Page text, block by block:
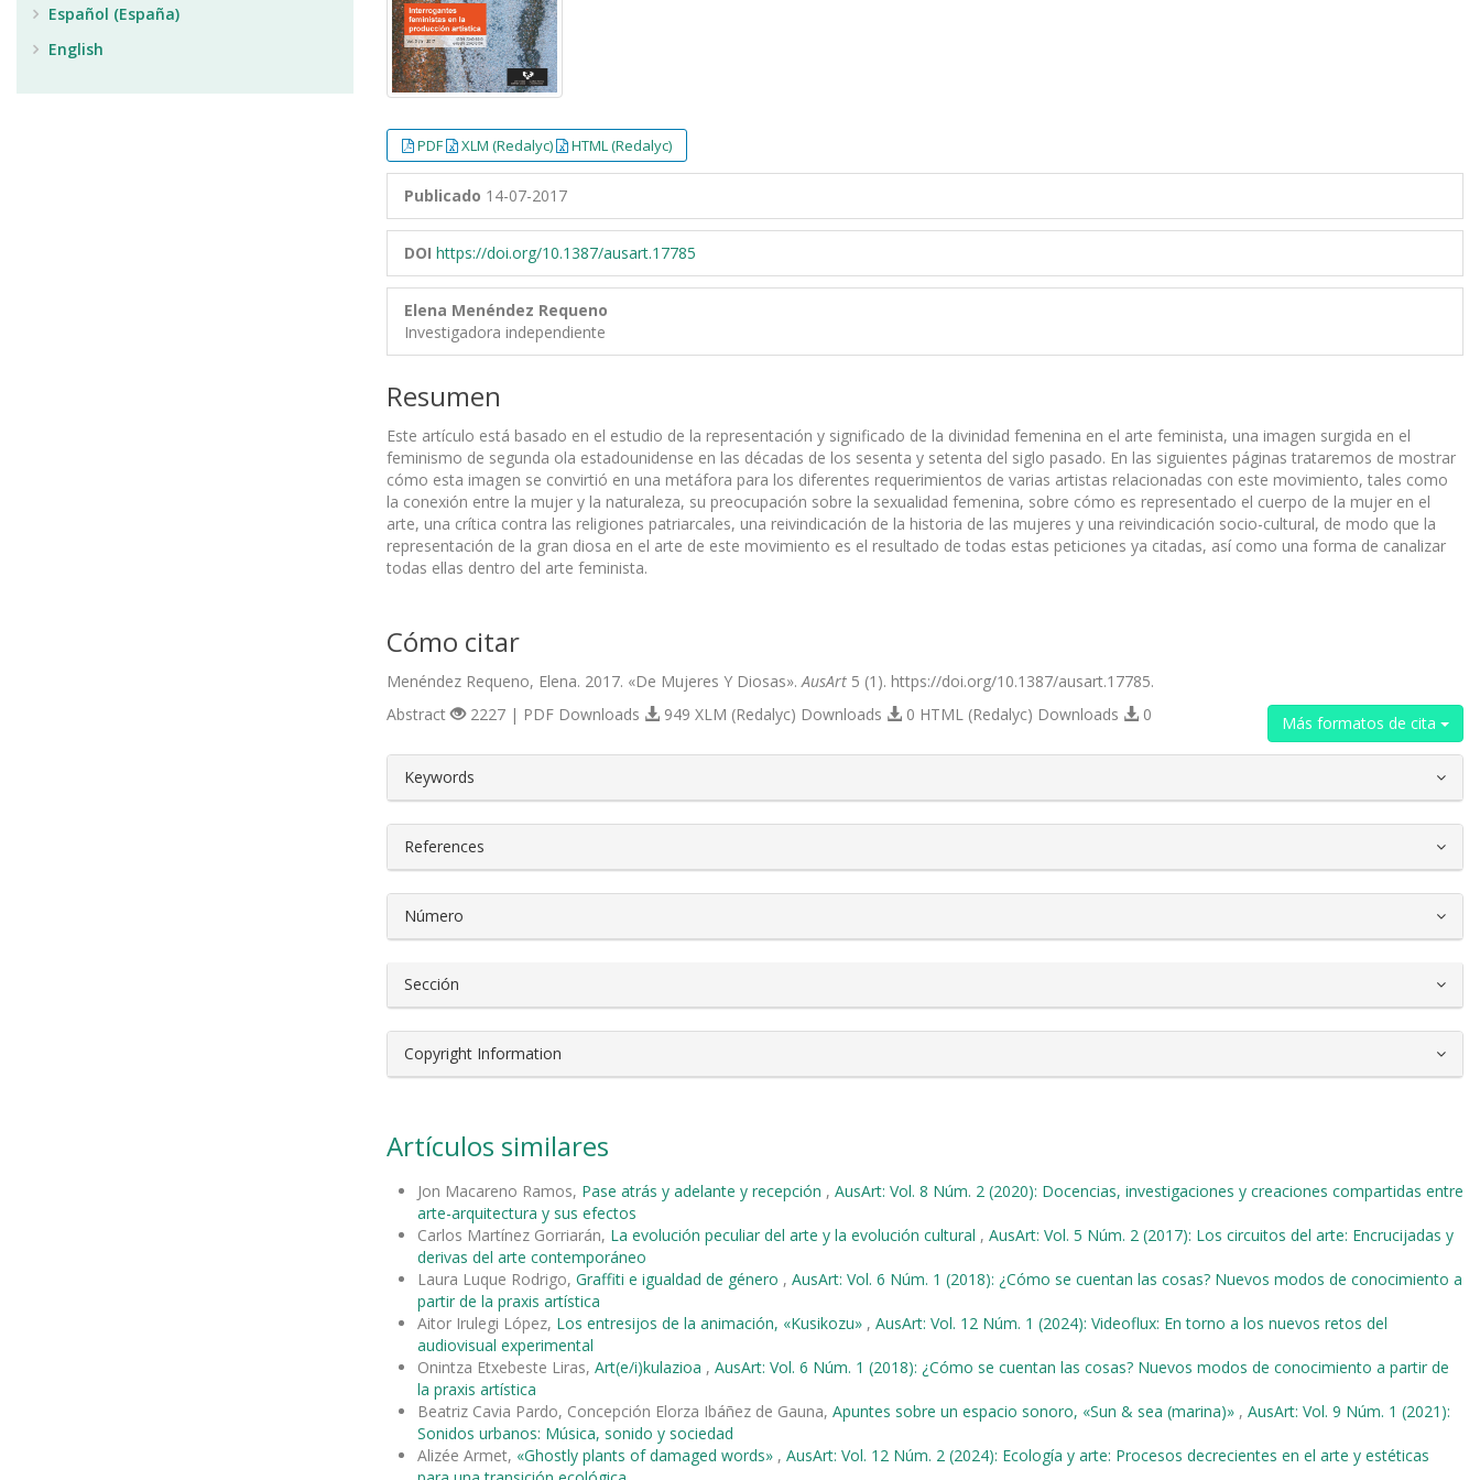
PDF XLM (Redalyc) HTML (Redalyc)
Publicado 14-07-2017
DOI https://doi.org/10.1387/ausart.17785
Elena Menéndez Requeno
Investigadora independiente
Resumen
Este artículo está basado en el estudio de la representación y significado de la divinidad femenina en el arte feminista, una imagen surgida en el
feminismo de segunda ola estadounidense en las décadas de los sesenta y setenta del siglo pasado. En las siguientes páginas trataremos de mostrar
cómo esta imagen se convirtió en una metáfora para los diferentes requerimientos de varias artistas relacionadas con este movimiento, tales como
la conexión entre la mujer y la naturaleza, su preocupación sobre la sexualidad femenina, sobre cómo es representado el cuerpo de la mujer en el
arte, una crítica contra las religiones patriarcales, una reivindicación de la historia de las mujeres y una reivindicación socio-cultural, de modo que la
representación de la gran diosa en el arte de este movimiento es el resultado de todas estas peticiones ya citadas, así como una forma de canalizar
todas ellas dentro del arte feminista.
Cómo citar
Menéndez Requeno, Elena. 2017. «De Mujeres Y Diosas». AusArt 5 (1). https://doi.org/10.1387/ausart.17785.
Más formatos de cita
Abstract 2227 | PDF Downloads 949 XLM (Redalyc) Downloads 0 HTML (Redalyc) Downloads 0
##plugins.themes.bootstrap3.article.details##
Keywords
References
Número
Sección
Copyright Information
Artículos similares
Jon Macareno Ramos, Pase atrás y adelante y recepción , AusArt: Vol. 8 Núm. 2 (2020): Docencias, investigaciones y creaciones compartidas entre
arte-arquitectura y sus efectos
Carlos Martínez Gorriarán, La evolución peculiar del arte y la evolución cultural , AusArt: Vol. 5 Núm. 2 (2017): Los circuitos del arte: Encrucijadas y
derivas del arte contemporáneo
Laura Luque Rodrigo, Graffiti e igualdad de género , AusArt: Vol. 6 Núm. 1 (2018): ¿Cómo se cuentan las cosas? Nuevos modos de conocimiento a
partir de la praxis artística
Aitor Irulegi López, Los entresijos de la animación, «Kusikozu» , AusArt: Vol. 12 Núm. 1 (2024): Videoflux: En torno a los nuevos retos del
audiovisual experimental
Onintza Etxebeste Liras, Art(e/i)kulazioa , AusArt: Vol. 6 Núm. 1 (2018): ¿Cómo se cuentan las cosas? Nuevos modos de conocimiento a partir de
la praxis artística
Beatriz Cavia Pardo, Concepción Elorza Ibáñez de Gauna, Apuntes sobre un espacio sonoro, «Sun & sea (marina)» , AusArt: Vol. 9 Núm. 1 (2021):
Sonidos urbanos: Música, sonido y sociedad
Alizée Armet, «Ghostly plants of damaged words» , AusArt: Vol. 12 Núm. 2 (2024): Ecología y arte: Procesos decrecientes en el arte y estéticas
Español (España)
English